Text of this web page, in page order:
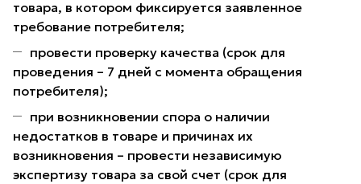
товара, в котором фиксируется заявленное
требование потребителя;
провести проверку качества (срок для
проведения – 7 дней с момента обращения
потребителя);
при возникновении спора о наличии
недостатков в товаре и причинах их
возникновения – провести независимую
экспертизу товара за свой счет (срок для